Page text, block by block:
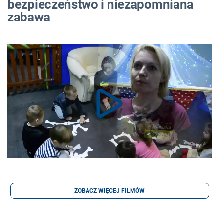
bezpieczeństwo i niezapomniana
zabawa
ZOBACZ WIĘCEJ FILMÓW